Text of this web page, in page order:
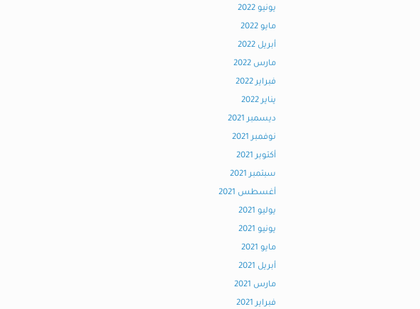
يونيو 2022
مايو 2022
أبريل 2022
مارس 2022
فبراير 2022
يناير 2022
ديسمبر 2021
نوفمبر 2021
أكتوبر 2021
سبتمبر 2021
أغسطس 2021
يوليو 2021
يونيو 2021
مايو 2021
أبريل 2021
مارس 2021
فبراير 2021